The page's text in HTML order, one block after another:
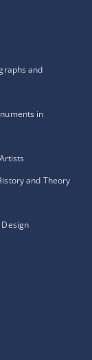
and
in
and Theory